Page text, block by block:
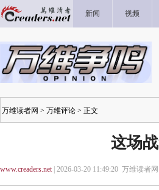
新闻 视频
万维读者网 > 万维评论 > 正文
这场
www.creaders.net| 2026-03-20 11:49:20 万维读者网 |